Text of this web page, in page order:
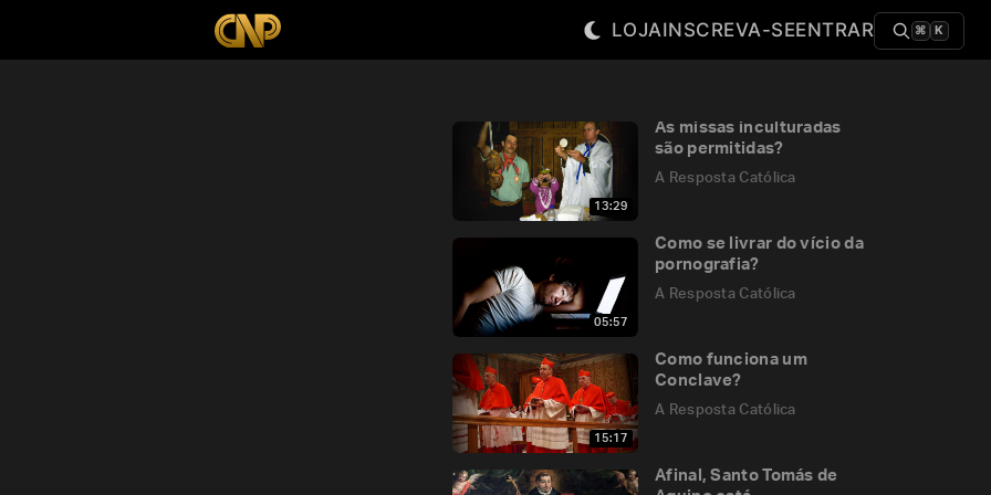
LOJAINSCREVA-SEENTRAR ⌘ K
13:29
As missas inculturadas
são permitidas?
A Resposta Católica
05:57
Como se livrar do vício da
pornografia?
A Resposta Católica
15:17
Como funciona um
Conclave?
A Resposta Católica
Afinal, Santo Tomás de